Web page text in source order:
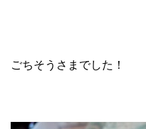
ごちそうさまでした！